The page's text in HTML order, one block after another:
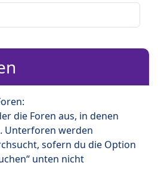
die Foren aus, in denen
Unterforen werden
sofern du die Option
unten nicht